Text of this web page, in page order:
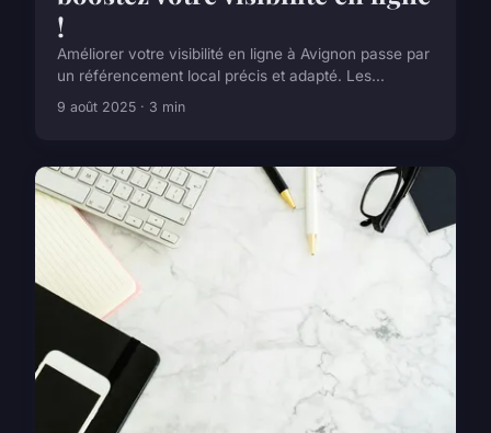
!
Améliorer votre visibilité en ligne à Avignon passe par
un référencement local précis et adapté. Les...
9 août 2025 · 3 min